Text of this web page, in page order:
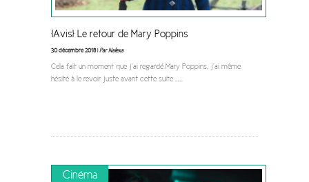
[Avis] Le retour de Mary Poppins
30 décembre 2018 |Par Nalexa
Cela fait un moment que j’ai regardé Mary Poppins, j’ai même
hésité à le revoir juste avant cette suite …...
Cinéma